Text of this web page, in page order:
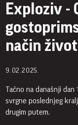
Exploziv -
način
9.02.2025.
Tačno na današnji
svrgne poslednjeg
drugim putem.